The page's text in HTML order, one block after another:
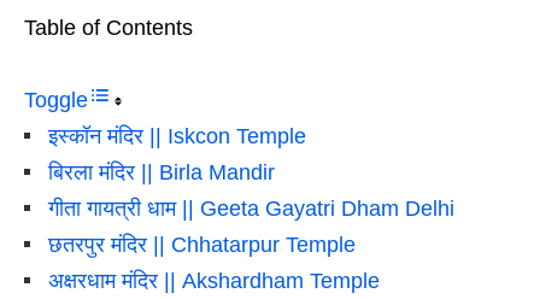
Table of Contents
Toggle
इस्कॉन मंदिर || Iskcon Temple
बिरला मंदिर || Birla Mandir
गीता गायत्री धाम || Geeta Gayatri Dham Delhi
छतरपुर मंदिर || Chhatarpur Temple
अक्षरधाम मंदिर || Akshardham Temple